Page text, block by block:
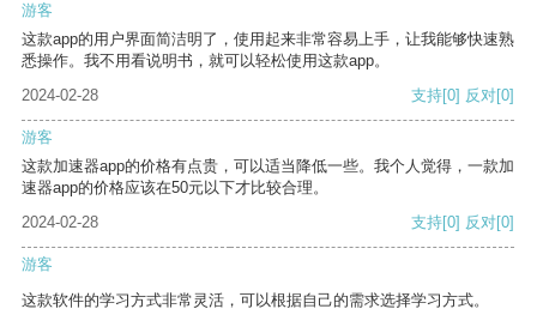
游客
这款app的用户界面简洁明了，使用起来非常容易上手，让我能够快速熟
悉操作。我不用看说明书，就可以轻松使用这款app。
2024-02-28
支持[0] 反对[0]
游客
这款加速器app的价格有点贵，可以适当降低一些。我个人觉得，一款加
速器app的价格应该在50元以下才比较合理。
2024-02-28
支持[0] 反对[0]
游客
这款软件的学习方式非常灵活，可以根据自己的需求选择学习方式。